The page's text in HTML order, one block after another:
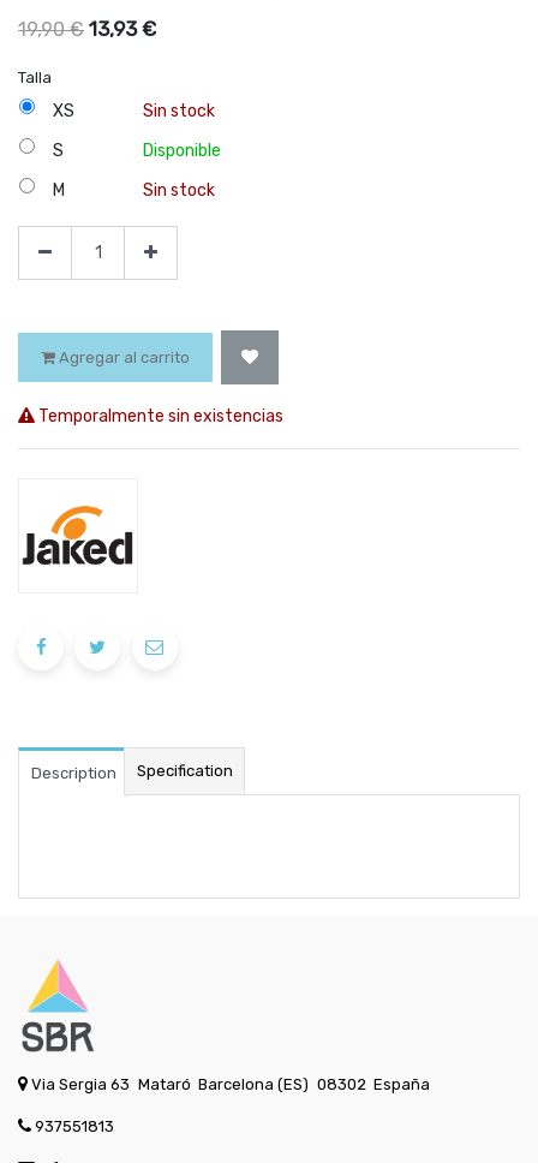
19,90€ 13,93€
Talla
XS
Sin stock
S
Disponible
M
Sin stock
Agregar al carrito
Temporalmente sin existencias
Description Specification
Via Sergia 63 Mataró Barcelona (ES) 08302 España
937551813